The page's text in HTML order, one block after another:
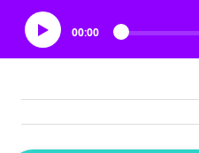
00:00